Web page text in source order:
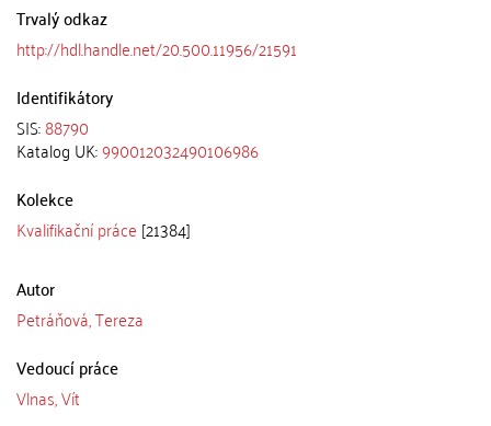
Trvalý odkaz
http://hdl.handle.net/20.500.11956/21591
Identifikátory
SIS:88790
Katalog UK:990012032490106986
Kolekce
Kvalifikační práce [21384]
Autor
Petráňová, Tereza
Vedoucí práce
Vlnas, Vít